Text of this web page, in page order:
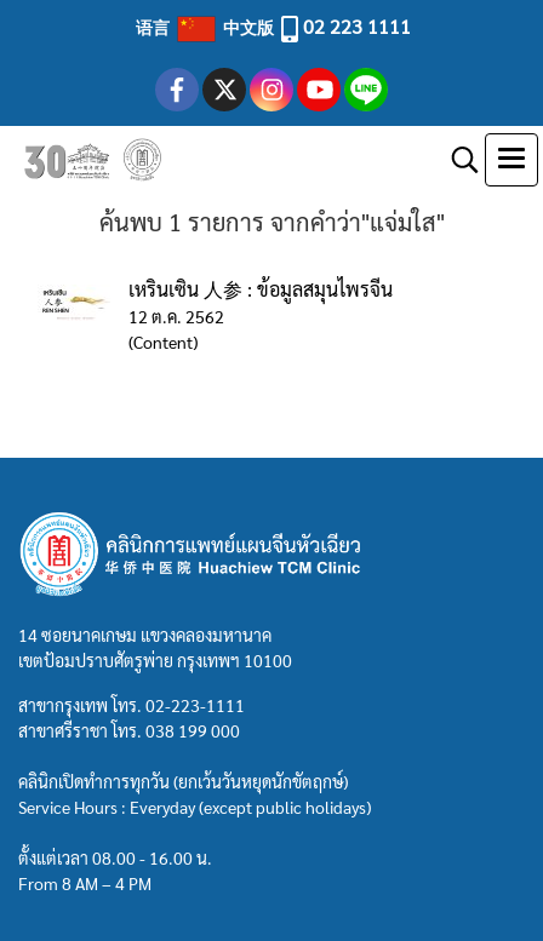
语言 中文版 02 223 1111
ค้นพบ 1 รายการ จากคำว่า"แจ่มใส"
เหรินเซิน 人参 : ข้อมูลสมุนไพรจีน
12 ต.ค. 2562
(Content)
14 ซอยนาคเกษม แขวงคลองมหานาค
เขตป้อมปราบศัตรูพ่าย กรุงเทพฯ 10100
สาขากรุงเทพ โทร. 02-223-1111
สาขาศรีราชา โทร. 038 199 000
คลินิกเปิดทำการทุกวัน (ยกเว้นวันหยุดนักขัตฤกษ์)
Service Hours : Everyday (except public holidays)
ตั้งแต่เวลา 08.00 - 16.00 น.
From 8 AM – 4 PM